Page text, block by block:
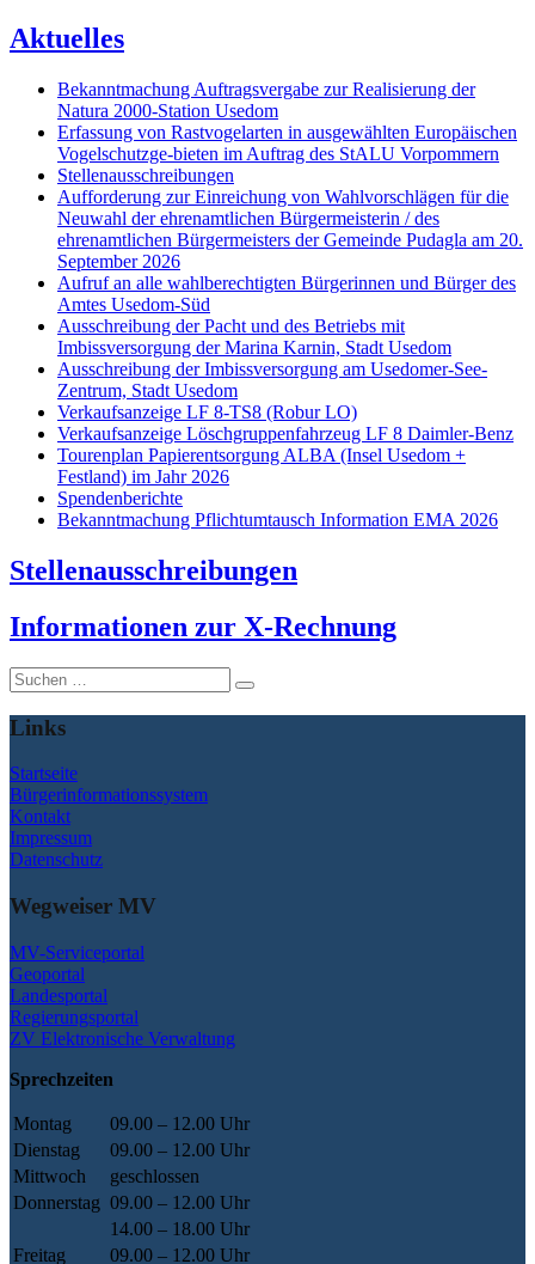
Aktuelles
Bekanntmachung Auftragsvergabe zur Realisierung der
Natura 2000-Station Usedom
Erfassung von Rastvogelarten in ausgewählten Europäischen
Vogelschutzge-bieten im Auftrag des StALU Vorpommern
Stellenausschreibungen
Aufforderung zur Einreichung von Wahlvorschlägen für die
Neuwahl der ehrenamtlichen Bürgermeisterin / des
ehrenamtlichen Bürgermeisters der Gemeinde Pudagla am 20.
September 2026
Aufruf an alle wahlberechtigten Bürgerinnen und Bürger des
Amtes Usedom-Süd
Ausschreibung der Pacht und des Betriebs mit
Imbissversorgung der Marina Karnin, Stadt Usedom
Ausschreibung der Imbissversorgung am Usedomer-See-
Zentrum, Stadt Usedom
Verkaufsanzeige LF 8-TS8 (Robur LO)
Verkaufsanzeige Löschgruppenfahrzeug LF 8 Daimler-Benz
Tourenplan Papierentsorgung ALBA (Insel Usedom +
Festland) im Jahr 2026
Spendenberichte
Bekanntmachung Pflichtumtausch Information EMA 2026
Stellenausschreibungen
Informationen zur X-Rechnung
Suche
nach:
Links
Startseite
Bürgerinformationssystem
Kontakt
Impressum
Datenschutz
Wegweiser MV
MV-Serviceportal
Geoportal
Landesportal
Regierungsportal
ZV Elektronische Verwaltung
Sprechzeiten
Montag
09.00 – 12.00 Uhr
Dienstag
09.00 – 12.00 Uhr
Mittwoch
geschlossen
Donnerstag 09.00 – 12.00 Uhr
14.00 – 18.00 Uhr
Freitag
09.00 – 12.00 Uhr